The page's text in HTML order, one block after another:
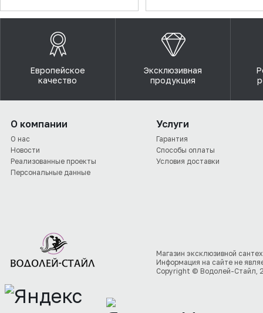
Европейское
качество
Эксклюзивная
продукция
О компании
О нас
Новости
Реализованные проекты
Персональные данные
Услуги
Гарантия
Способы оплаты
Условия доставки
Магазин эксклюзивной
Информация на сайте не
Copyright © Водолей-Стайл,